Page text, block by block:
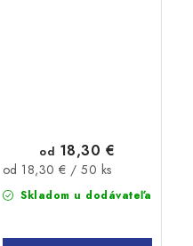
Skladom u dodávateľa
od 18,30 €
Jednotková
cena:
od 18,30 € / 50 ks